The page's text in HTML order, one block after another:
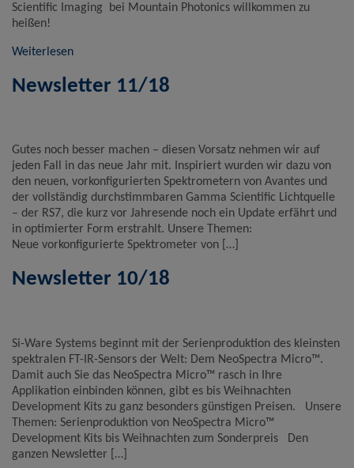
Scientific Imaging bei Mountain Photonics willkommen zu
heißen!
Weiterlesen
Newsletter 11/18
Gutes noch besser machen – diesen Vorsatz nehmen wir auf
jeden Fall in das neue Jahr mit. Inspiriert wurden wir dazu von
den neuen, vorkonfigurierten Spektrometern von Avantes und
der vollständig durchstimmbaren Gamma Scientific Lichtquelle
– der RS7, die kurz vor Jahresende noch ein Update erfährt und
in optimierter Form erstrahlt. Unsere Themen:
Neue vorkonfigurierte Spektrometer von […]
Newsletter 10/18
Si-Ware Systems beginnt mit der Serienproduktion des kleinsten
spektralen FT-IR-Sensors der Welt: Dem NeoSpectra Micro™.
Damit auch Sie das NeoSpectra Micro™ rasch in Ihre
Applikation einbinden können, gibt es bis Weihnachten
Development Kits zu ganz besonders günstigen Preisen. Unsere
Themen: Serienproduktion von NeoSpectra Micro™
Development Kits bis Weihnachten zum Sonderpreis Den
ganzen Newsletter […]